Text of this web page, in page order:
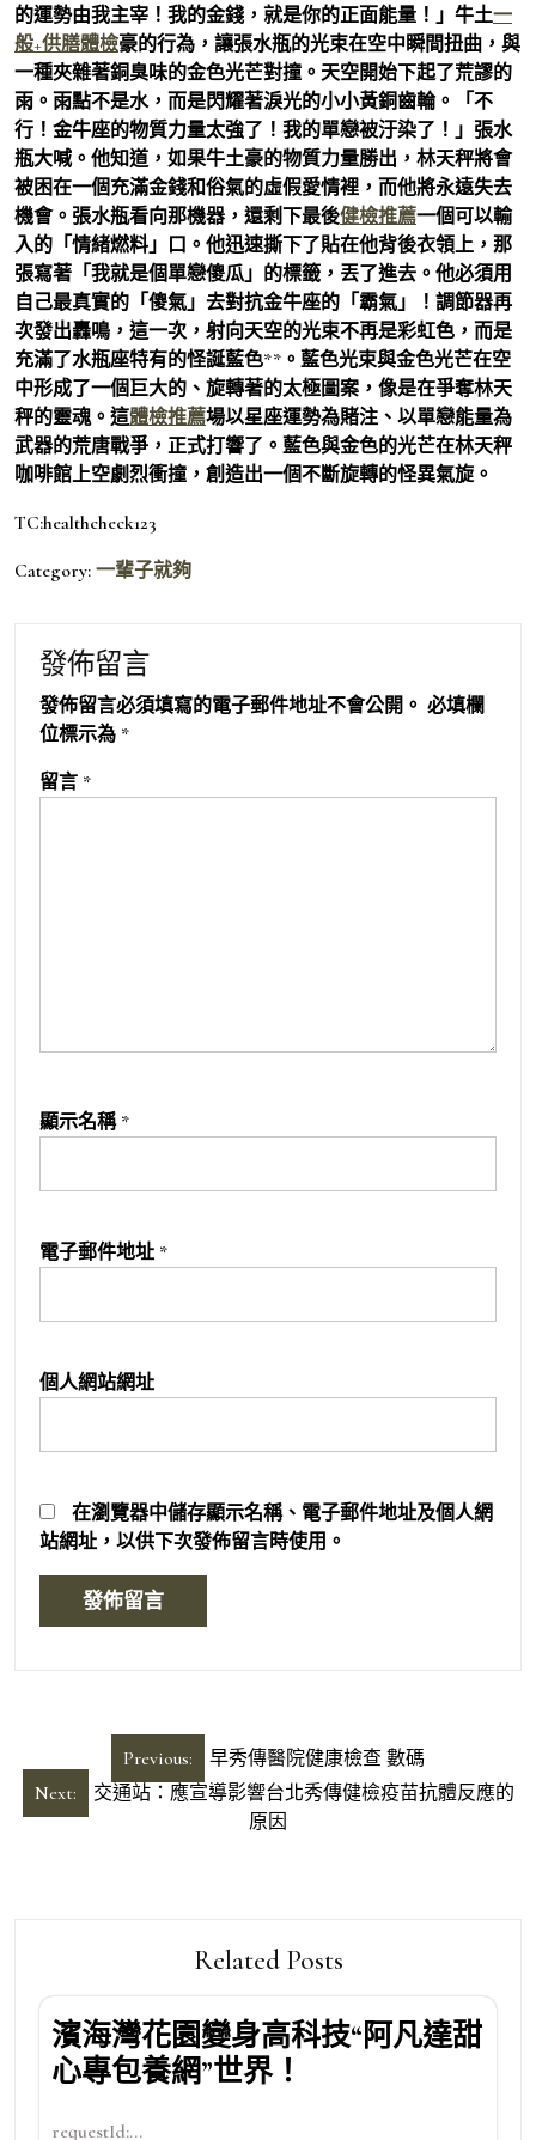
的運勢由我主宰！我的金錢，就是你的正面能量！」牛土一
般+供膳體檢豪的行為，讓張水瓶的光束在空中瞬間扭曲，與
一種夾雜著銅臭味的金色光芒對撞。天空開始下起了荒謬的
雨。雨點不是水，而是閃耀著淚光的小小黃銅齒輪。「不
行！金牛座的物質力量太強了！我的單戀被汙染了！」張水
瓶大喊。他知道，如果牛土豪的物質力量勝出，林天秤將會
被困在一個充滿金錢和俗氣的虛假愛情裡，而他將永遠失去
機會。張水瓶看向那機器，還剩下最後健檢推薦一個可以輸
入的「情緒燃料」口。他迅速撕下了貼在他背後衣領上，那
張寫著「我就是個單戀傻瓜」的標籤，丟了進去。他必須用
自己最真實的「傻氣」去對抗金牛座的「霸氣」！調節器再
次發出轟鳴，這一次，射向天空的光束不再是彩虹色，而是
充滿了水瓶座特有的怪誕藍色**。藍色光束與金色光芒在空
中形成了一個巨大的、旋轉著的太極圖案，像是在爭奪林天
秤的靈魂。這體檢推薦場以星座運勢為賭注、以單戀能量為
武器的荒唐戰爭，正式打響了。藍色與金色的光芒在林天秤
咖啡館上空劇烈衝撞，創造出一個不斷旋轉的怪異氣旋。
TC:healthcheck123
Category: 一輩子就夠
發佈留言
發佈留言必須填寫的電子郵件地址不會公開。 必填欄
位標示為 *
留言 *
顯示名稱 *
電子郵件地址 *
個人網站網址
在瀏覽器中儲存顯示名稱、電子郵件地址及個人網
站網址，以供下次發佈留言時使用。
章
導
Previous:
早秀傳醫院健康檢查 數碼
Next:
交通站：應宣導影響台北秀傳健檢疫苗抗體反應的
原因
Related Posts
濱海灣花園變身高科技“阿凡達甜
心專包養網”世界！
requestId:...